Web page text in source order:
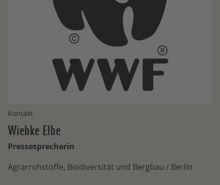
Kontakt
WiebkeElbe
Pressesprecherin
Agrarrohstoffe, Biodiversität und Bergbau / Berlin